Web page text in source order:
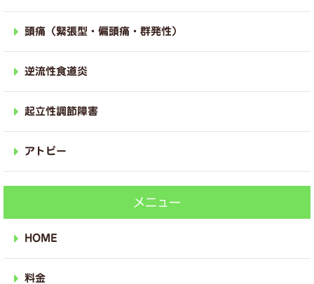
頭痛（緊張型・偏頭痛・群発性）
逆流性食道炎
起立性調節障害
アトピー
メニュー
HOME
料金